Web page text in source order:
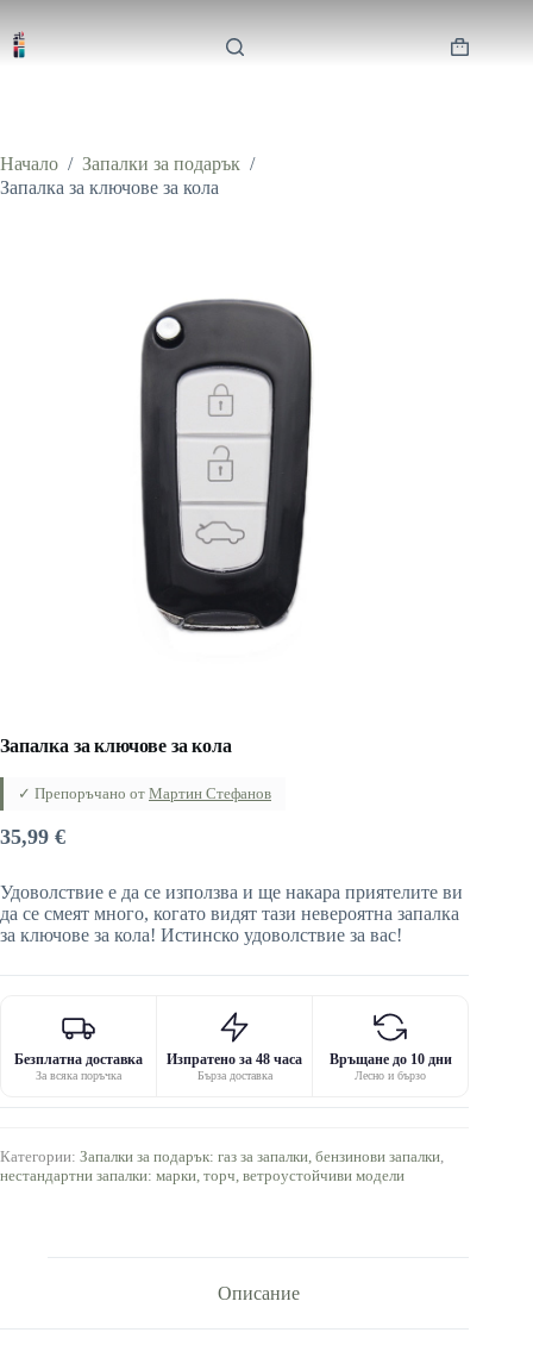
content
Shopping
Начало / Запалки за подарък /
Запалка за ключове за кола
Запалка за ключове за кола
✓ Препоръчано от Мартин Стефанов
35,99 €
Удоволствие е да се използва и ще накара приятелите ви
да се смеят много, когато видят тази невероятна запалка
за ключове за кола! Истинско удоволствие за вас!
Безплатна доставка
За всяка поръчка
Изпратено за 48 часа
Бърза доставка
Връщане до 10 дни
Лесно и бързо
Категории: Запалки за подарък: газ за запалки, бензинови запалки
нестандартни запалки: марки, торч, ветроустойчиви модели
Описание